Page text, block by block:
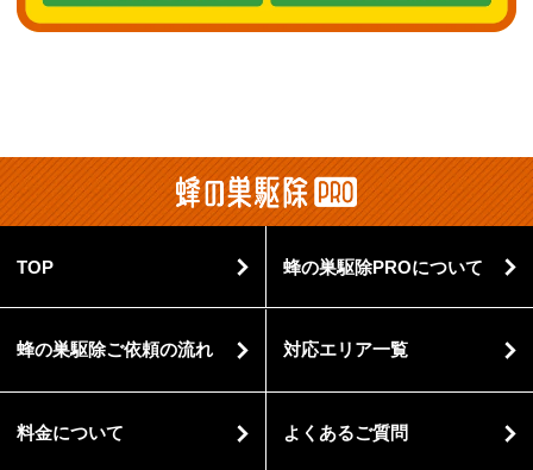
TOP 蜂の巣駆除PROについて
蜂の巣駆除ご依頼の流れ 対応エリア一覧
料金について よくあるご質問